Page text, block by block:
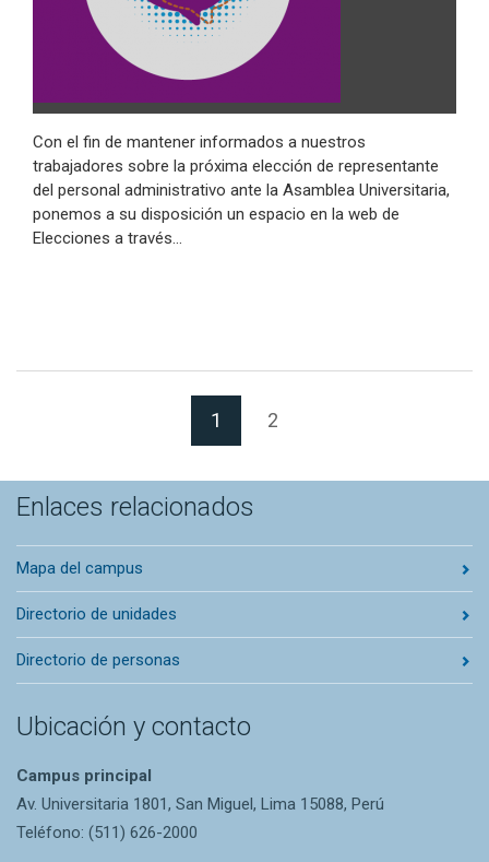
Con el fin de mantener informados a nuestros
trabajadores sobre la próxima elección de representante
del personal administrativo ante la Asamblea Universitaria,
ponemos a su disposición un espacio en la web de
Elecciones a través…
1 (Página actual)
2
Enlaces relacionados
Mapa del campus
Directorio de unidades
Directorio de personas
Ubicación y contacto
Campus principal
Av. Universitaria 1801, San Miguel, Lima 15088, Perú
Teléfono: (511) 626-2000